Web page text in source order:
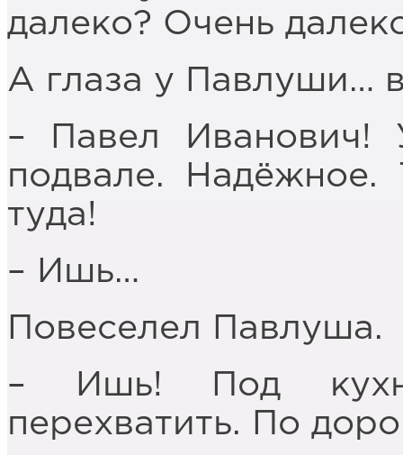
далеко? Очень
А глаза у Павлуши…
– Павел
подвале.
туда!
– Ишь…
Повеселел Павлуша.
– Ишь! Под
перехватить. По